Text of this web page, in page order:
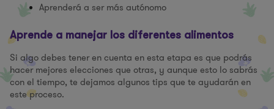
Aprenderá a ser más autónomo
Aprende a manejar los diferentes alimentos
Si algo debes tener en cuenta en esta etapa es que podrás
hacer mejores elecciones que otras, y aunque esto lo sabrás
con el tiempo, te dejamos algunos tips que te ayudarán en
este proceso.